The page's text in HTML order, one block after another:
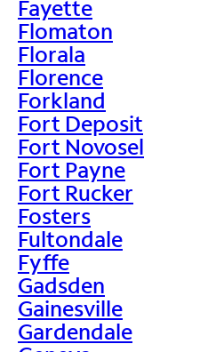
Fayette
Flomaton
Florala
Florence
Forkland
Fort Deposit
Fort Novosel
Fort Payne
Fort Rucker
Fosters
Fultondale
Fyffe
Gadsden
Gainesville
Gardendale